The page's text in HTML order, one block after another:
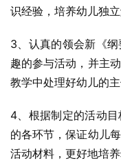
识经验，培养幼儿独立
3、认真的领会新《
趣的参与活动，并主
教学中处理好幼儿的
4、根据制定的活动
的各环节，保证幼儿
活动材料，更好地培